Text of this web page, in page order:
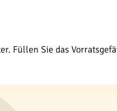
Füllen Sie das